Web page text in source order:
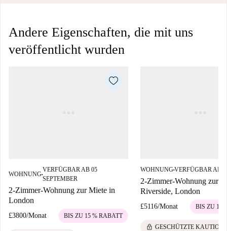
Andere Eigenschaften, die mit uns
veröffentlicht wurden
WOHNUNG■
VERFÜGBAR AB 05
SEPTEMBER
2-Zimmer-Wohnung zur Miete in
London
£3800/Monat BIS ZU 15 % RABATT
WOHNUNG■VERFÜGBAR AB
2-Zimmer-Wohnung zur
Riverside, London
£5116/Monat BIS ZU 15
lock GESCHÜTZTE KAUTION